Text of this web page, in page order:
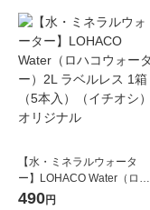
【水・ミネラルウォータ
ー】LOHACO Water（ロハ
コウォーター）2L ラベルレ
490円